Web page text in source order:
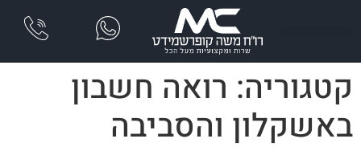
זֶה
מֻפְעֶלֶת
מַעֲרֶכֶת
נָגִישׁ
קטגוריה: רואה חשבון
באשקלון והסביבה